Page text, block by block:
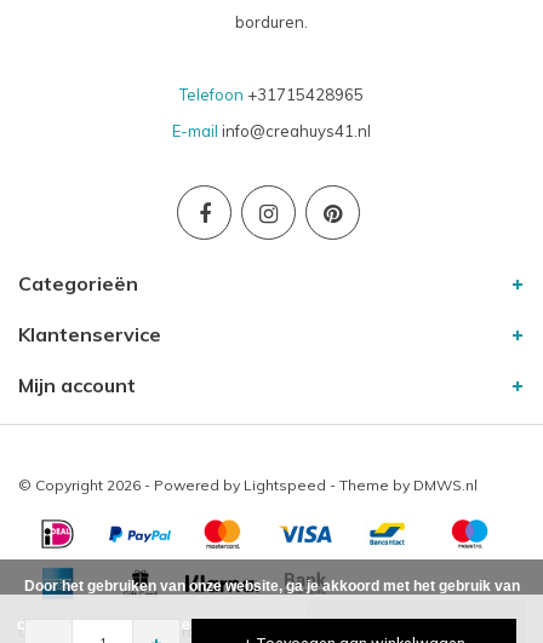
borduren.
Telefoon +31715428965
E-mail info@creahuys41.nl
Categorieën
Klantenservice
Mijn account
© Copyright 2026 - Powered by Lightspeed - Theme by DMWS.nl
Creahuys41 beoordelingen op
Door het gebruiken van onze website, ga je akkoord met het gebruik van
cookies om onze website te verbeteren.